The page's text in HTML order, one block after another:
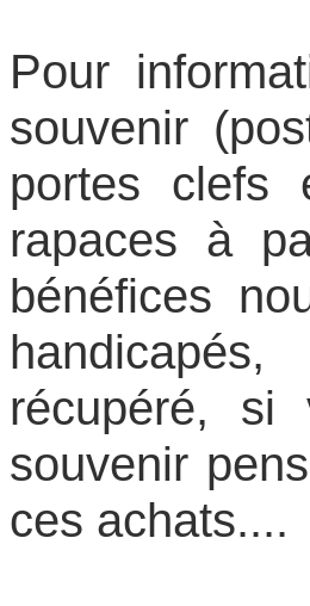
Pour
souvenir
portes
rapaces à
bénéfices
récupéré, si
souvenir
ces achats....